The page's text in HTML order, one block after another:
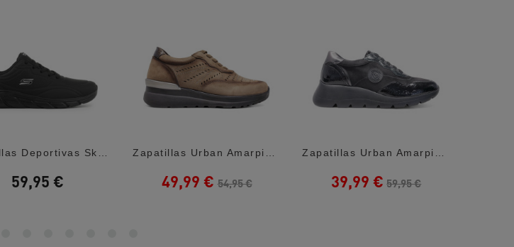
59,95 € 49,99 € 54,95 € 39,99 € 59,95 €